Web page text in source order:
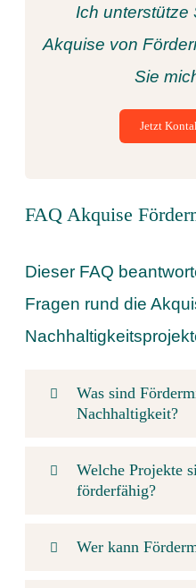
Ich unterstütze
Akquise von
Sie
Jetzt
FAQ Akquise
Dieser FAQ
Fragen rund die
Was sind
Nachhaltigkeit?
Welche Projekte
förderfähig?
Wer kann